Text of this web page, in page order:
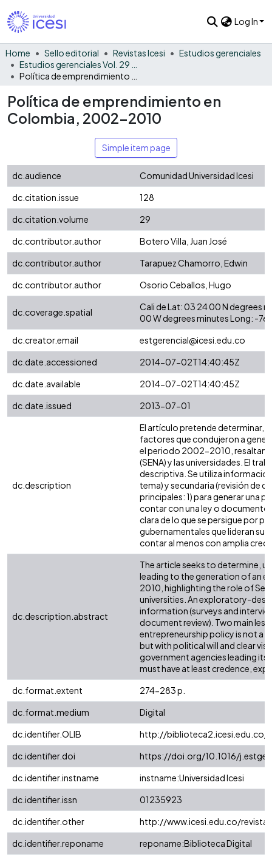
Log In
Home Sello editorial Revistas Icesi
Estudios gerenciales
Política de emprendimiento en
Colombia, 2002-2010
Simple item page
dc.audience
Comunidad Universidad Icesi
dc.citation.issue
128
dc.citation.volume
29
dc.contributor.author
Botero Villa, Juan José
dc.contributor.author
Tarapuez Chamorro, Edwin
dc.contributor.author
Osorio Ceballos, Hugo
dc.coverage.spatial
Cali de Lat: 03 24 00 N degrees
00 W degrees minutes Long: -
dc.creator.email
estgerencial@icesi.edu.co
dc.date.accessioned
2014-07-02T14:40:45Z
dc.date.available
2014-07-02T14:40:45Z
dc.date.issued
2013-07-01
dc.description
El artículo pretende determinar,
factores que condujeron a
el periodo 2002-2010,
(SENA) y las universidades. El
descriptiva. Se utiliza
tema) y secundaria (revisión de
principales: 1) para generar una
contar con una ley o documento
clara de lo que se persigue por
gubernamentales que lideran su
contar al menos con amplia
dc.description.abstract
The article seeks to determine,
leading to the generation of an
2010, highlighting the role of
universities. An exploratory-
information (surveys and
document review). Two main
entrepreneurship policy is not a
but with political will and clear
government agencies leading its
must have at least credence,
dc.format.extent
274-283 p.
dc.format.medium
Digital
dc.identifier.OLIB
http://biblioteca2.icesi.edu.co/
dc.identifier.doi
https://doi.org/10.1016/
dc.identifier.instname
instname:Universidad Icesi
dc.identifier.issn
01235923
dc.identifier.other
http://www.icesi.edu.co/
dc.identifier.reponame
reponame:Biblioteca Digital